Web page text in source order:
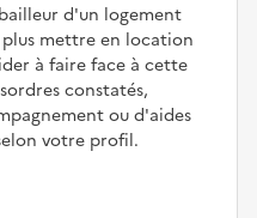
d'un logement
mettre en location
à faire face à cette
constatés,
ou d'aides
votre profil.